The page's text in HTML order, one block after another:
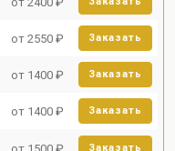
от 2550 ₽ Заказать
от 1400 ₽ Заказать
от 1400 ₽ Заказать
от 1500 ₽ Заказать